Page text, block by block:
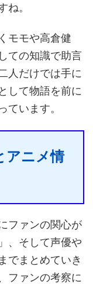
ね。
モモや高倉健
ての知識で助言
人だけでは手に
して物語を前に
います。
アニメ情
ファンの関心が
、そして声優や
でまとめていき
ファンの考察に